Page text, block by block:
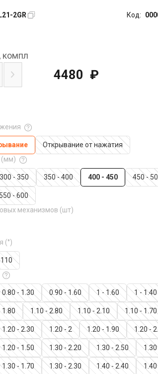
2GR Код:
Открывание от нажатия
(мм)
300 - 350 350 - 400 400 - 450 450 -
- 600
механизмов (шт)
(°)
110
0.80 - 1.30 0.90 - 1.60 1 - 1.60 1 - 1.40
1.80 1.10 - 2.80 1.10 - 2.10 1.10 - 1.70
1.20 - 2.30 1.20 - 2 1.20 - 1.90 1.20 -
1.20 - 1.50 1.30 - 2.20 1.30 - 2.50
1.30 - 1.70 1.30 - 2.30 1.40 - 2.40
, компл
4480 ₽